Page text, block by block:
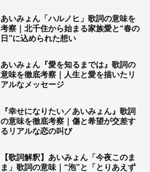
あいみょん「ハルノヒ」歌詞の意味を
考察｜北千住から始まる家族愛と“春の
日”に込められた想い
あいみょん『愛を知るまでは』歌詞の
意味を徹底考察｜人生と愛を描いたリ
アルなメッセージ
『幸せになりたい／あいみょん』歌詞
の意味を徹底考察｜傷と希望が交差す
るリアルな恋の叫び
【歌詞解釈】あいみょん「今夜このま
ま」歌詞の意味｜“泡”と「とりあえず